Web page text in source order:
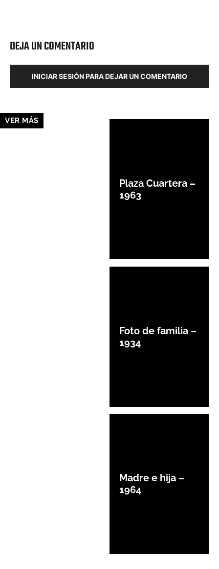
DEJA UN COMENTARIO
INICIAR SESIÓN PARA DEJAR UN COMENTARIO
VER MÁS
Plaza Cuartera –
1963
Foto de familia –
1934
Madre e hija –
1964